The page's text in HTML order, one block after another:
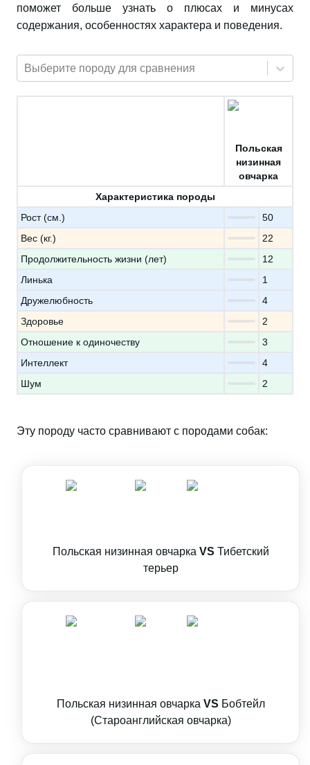
поможет больше узнать о плюсах и минусах
содержания, особенностях характера и поведения.
Выберите породу для сравнения
Польская
низинная
овчарка
Характеристика породы
Рост (см.)
50
Вес (кг.)
22
Продолжительность жизни (лет)
12
Линька
1
Дружелюбность
4
Здоровье
2
Отношение к одиночеству
3
Интеллект
4
Шум
2
Эту породу часто сравнивают с породами собак:
Польская низинная овчарка VS Тибетский
терьер
Польская низинная овчарка VS Бобтейл
(Староанглийская овчарка)